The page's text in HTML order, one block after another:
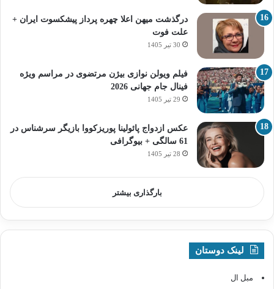
درگذشت میهن اعلا چهره پرداز پیشکسوت ایران +
علت فوت
30 تیر 1405
فیلم ویولن نوازی بیژن مرتضوی در مراسم ویژه
فینال جام جهانی 2026
29 تیر 1405
عکس ازدواج پائولینا پوریزکووا بازیگر سرشناس در
61 سالگی + بیوگرافی
28 تیر 1405
بارگذاری بیشتر
لینک دوستان
مبل ال